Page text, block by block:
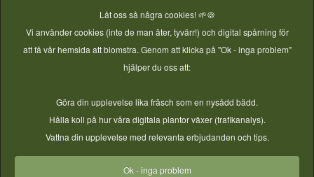
Låt oss så några cookies! 🌱🍪
Vi använder cookies (inte de man äter, tyvärr!) och digital spårning för
att få vår hemsida att blomstra. Genom att klicka på "Ok - inga problem"
hjälper du oss att:
Göra din upplevelse lika fräsch som en nysådd bädd.
Hålla koll på hur våra digitala plantor växer (trafikanalys).
Vattna din upplevelse med relevanta erbjudanden och tips.
Ok - inga problem